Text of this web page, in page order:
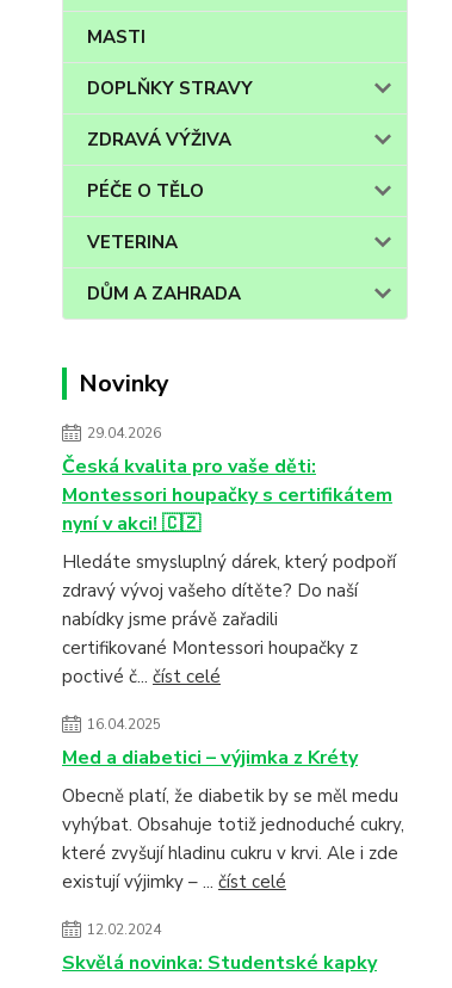
MASTI
DOPLŇKY STRAVY
ZDRAVÁ VÝŽIVA
PÉČE O TĚLO
VETERINA
DŮM A ZAHRADA
Novinky
29.04.2026
Česká kvalita pro vaše děti:
Montessori houpačky s certifikátem
nyní v akci! 🇨🇿
Hledáte smysluplný dárek, který podpoří
zdravý vývoj vašeho dítěte? Do naší
nabídky jsme právě zařadili
certifikované Montessori houpačky z
poctivé č... číst celé
16.04.2025
Med a diabetici – výjimka z Kréty
Obecně platí, že diabetik by se měl medu
vyhýbat. Obsahuje totiž jednoduché cukry,
které zvyšují hladinu cukru v krvi. Ale i zde
existují výjimky – ... číst celé
12.02.2024
Skvělá novinka: Studentské kapky